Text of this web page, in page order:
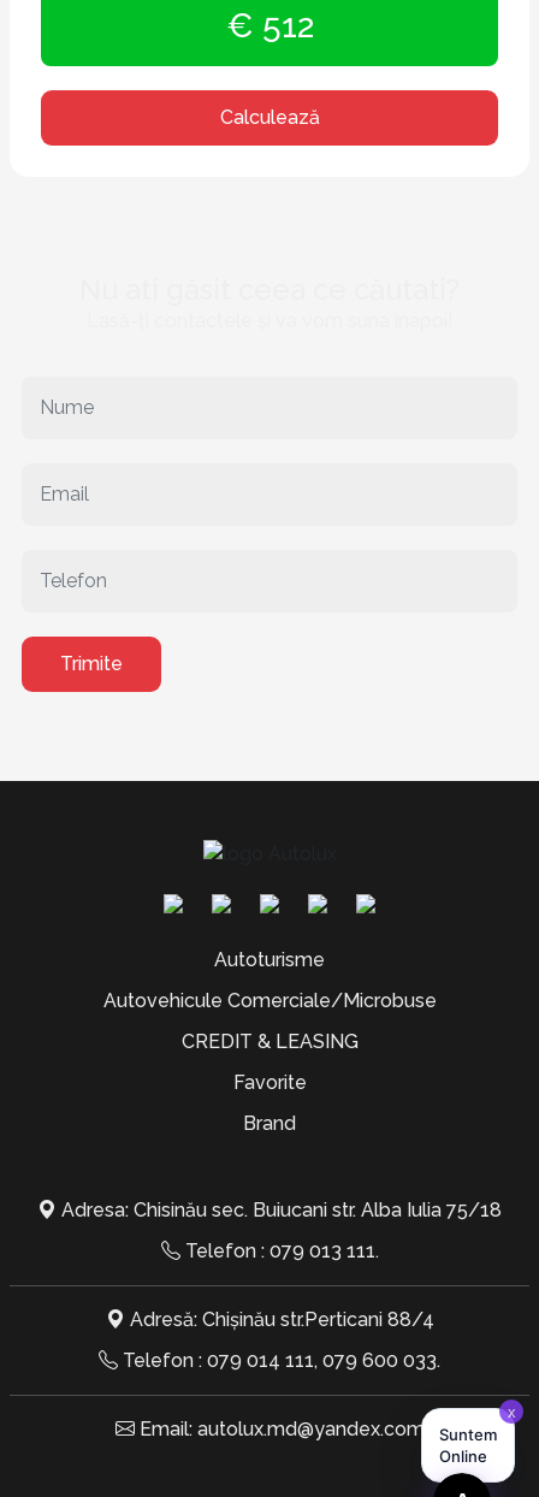
€ 512
Calculează
Trimite
Autoturisme
Autovehicule Comerciale/Microbuse
CREDIT & LEASING
Favorite
Brand
Adresa: Chisinău sec. Buiucani str. Alba Iulia 75/18
Telefon : 079 013 111.
Adresă: Chișinău str.Perticani 88/4
Telefon : 079 014 111, 079 600 033.
Email: autolux.md@yandex.com